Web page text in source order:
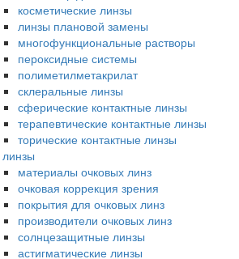
косметические линзы
линзы плановой замены
многофункциональные растворы
пероксидные системы
полиметилметакрилат
склеральные линзы
сферические контактные линзы
терапевтические контактные линзы
торические контактные линзы
материалы очковых линз
очковая коррекция зрения
покрытия для очковых линз
производители очковых линз
солнцезащитные линзы
астигматические линзы